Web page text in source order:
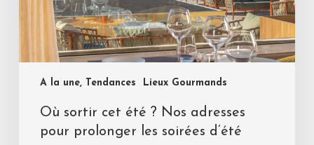
A la une, Tendances Lieux Gourmands
Où sortir cet été ? Nos adresses
pour prolonger les soirées d’été